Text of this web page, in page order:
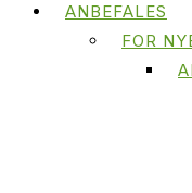
ANBEFALES
FOR